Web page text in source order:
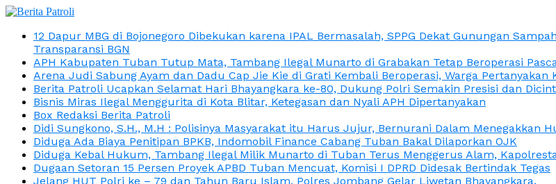
12 Dapur MBG di Bojonegoro Dibekukan karena IPAL Bermasalah, SPPG Dekat Gunungan
Transparansi BGN
APH Kabupaten Tuban Tutup Mata, Tambang Ilegal Munarto di Grabakan Tetap Beroperasi
Arena Judi Sabung Ayam dan Dadu Cap Jie Kie di Grati Kembali Beroperasi, Warga Pertanyakan
Berita Patroli Ucapkan Selamat Hari Bhayangkara ke-80, Dukung Polri Semakin Presisi dan
Bisnis Miras Ilegal Menggurita di Kota Blitar, Ketegasan dan Nyali APH Dipertanyakan
Box Redaksi Berita Patroli
Didi Sungkono, S.H., M.H : Polisinya Masyarakat itu Harus Jujur, Bernurani Dalam Menegakkan
Diduga Ada Biaya Penitipan BPKB, Indomobil Finance Cabang Tuban Bakal Dilaporkan OJK
Diduga Kebal Hukum, Tambang Ilegal Milik Munarto di Tuban Terus Menggerus Alam,
Dugaan Setoran 15 Persen Proyek APBD Tuban Mencuat, Komisi I DPRD Didesak Bertindak Tegas
Jelang HUT Polri ke – 79 dan Tahun Baru Islam, Polres Jombang Gelar Liwetan Bhayangkara.